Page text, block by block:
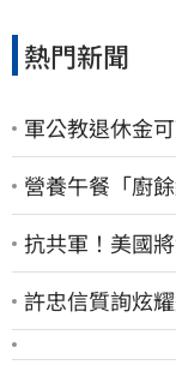
熱門新聞
軍公教退休金
營養午餐「廚
抗共軍！美國
許忠信質詢炫